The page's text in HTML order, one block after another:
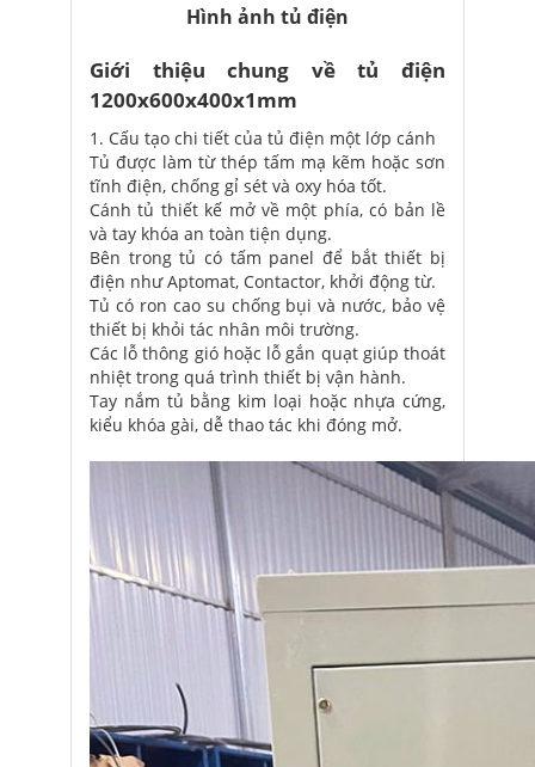
Hình ảnh tủ điện
Giới thiệu chung về tủ điện
1200x600x400x1mm
1. Cấu tạo chi tiết của tủ điện một lớp cánh
Tủ được làm từ thép tấm mạ kẽm hoặc sơn
tĩnh điện, chống gỉ sét và oxy hóa tốt.
Cánh tủ thiết kế mở về một phía, có bản lề
và tay khóa an toàn tiện dụng.
Bên trong tủ có tấm panel để bắt thiết bị
điện như Aptomat, Contactor, khởi động từ.
Tủ có ron cao su chống bụi và nước, bảo vệ
thiết bị khỏi tác nhân môi trường.
Các lỗ thông gió hoặc lỗ gắn quạt giúp thoát
nhiệt trong quá trình thiết bị vận hành.
Tay nắm tủ bằng kim loại hoặc nhựa cứng,
kiểu khóa gài, dễ thao tác khi đóng mở.